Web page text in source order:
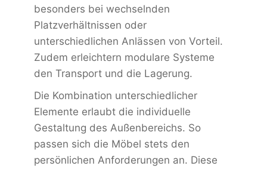
besonders bei wechselnden
Platzverhältnissen oder
unterschiedlichen Anlässen von Vorteil.
Zudem erleichtern modulare Systeme
den Transport und die Lagerung.
Die Kombination unterschiedlicher
Elemente erlaubt die individuelle
Gestaltung des Außenbereichs. So
passen sich die Möbel stets den
persönlichen Anforderungen an. Diese